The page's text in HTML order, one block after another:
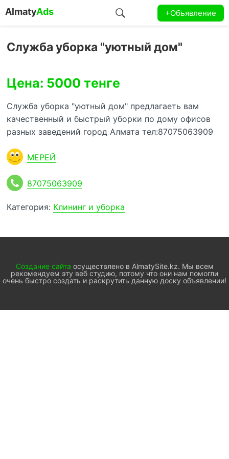
AlmatyAds +Объявление
Служба уборка "уютный дом"
Цена: 5000 тенге
Служба уборка "уютный дом" предлагаеть вам
качественный и быстрый уборки по дому офисов
разных заведений город Алмата тел:87075063909
МЕРЕЙ
87075063909
Категория: Клининг и уборка
Создание сайта осуществлено в AlmatySite.kz. Мы всем
рекомендуем эту веб студию, потому что они нам помогли
очень быстро создать и раскрутить данную доску объявлении!